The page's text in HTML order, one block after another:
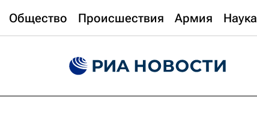
Общество Происшествия Армия Наука